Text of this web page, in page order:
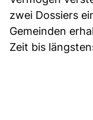
zwei Dossiers
Gemeinden
Zeit bis